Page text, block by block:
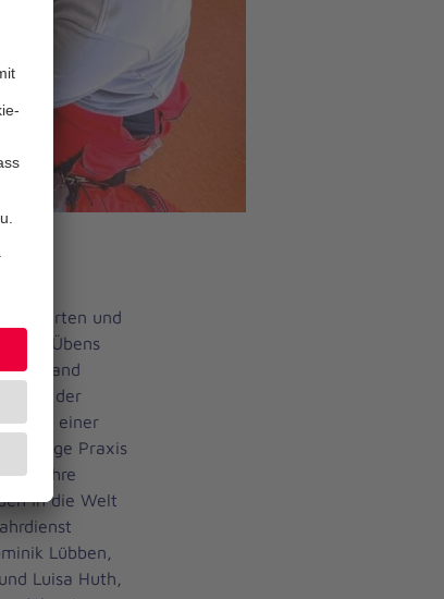
starten und
und Übens
der
in einer
Menge Praxis
ihre
in die Welt
Lübben,
Luisa Huth,